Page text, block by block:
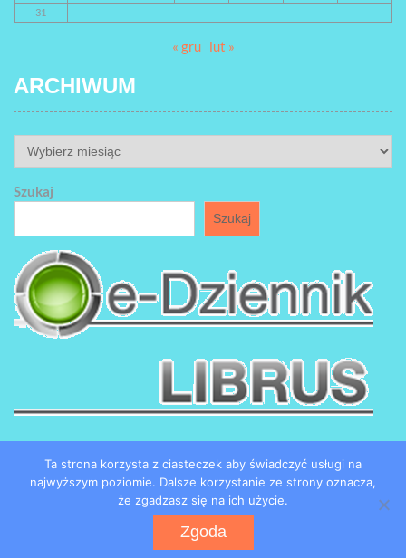
31
« gru lut »
ARCHIWUM
ARCHIWUM
Szukaj
Szukaj
Copyright by SP184 w Łodzi
WEN Associate by
Ta strona korzysta z ciasteczek aby świadczyć usługi na
najwyższym poziomie. Dalsze korzystanie ze strony oznacza,
że zgadzasz się na ich użycie.
Zgoda